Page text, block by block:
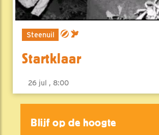
Steenuil
Startklaar
26 jul , 8:00
Blijf op de hoogte